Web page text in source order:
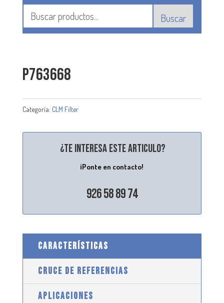
Buscar
P763668
Categoría: CLM Filter
¿Te interesa este articulo?
¡Ponte en contacto!
926 58 89 74
CARACTERÍSTICAS
CRUCE DE REFERENCIAS
APLICACIONES